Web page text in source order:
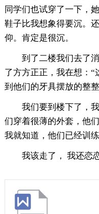
同学们也试穿了一下，
鞋子比我想象得要沉。
仰。肯定是很沉。
到了二楼我们去了
了方方正正，我在想：
到他们的牙具摆放的整整
我们要到楼下了，
们穿着很薄的外套，他
我就知道，他们已经训
我该走了， 我还恋